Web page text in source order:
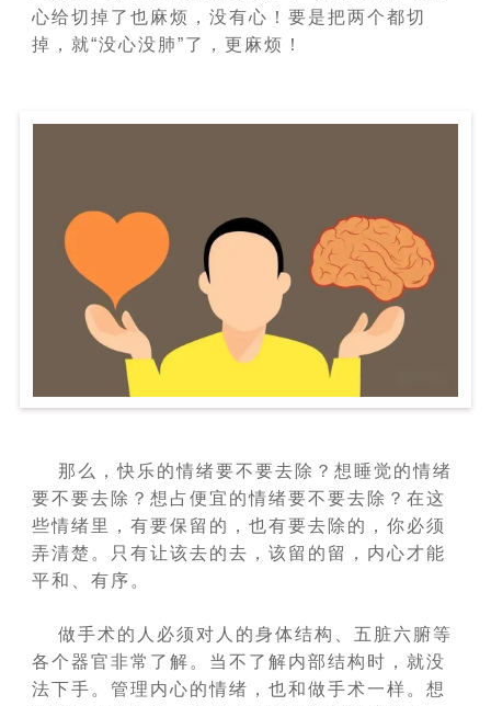
心给切掉了也麻烦，没有心！要是把两个都切
掉，就“没心没肺”了，更麻烦！
那么，快乐的情绪要不要去除？想睡觉的情绪
要不要去除？想占便宜的情绪要不要去除？在这
些情绪里，有要保留的，也有要去除的，你必须
弄清楚。只有让该去的去，该留的留，内心才能
平和、有序。
做手术的人必须对人的身体结构、五脏六腑等
各个器官非常了解。当不了解内部结构时，就没
法下手。管理内心的情绪，也和做手术一样。想